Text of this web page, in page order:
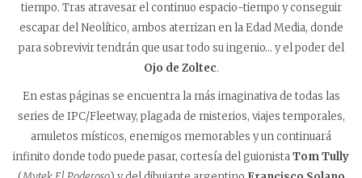
tiempo. Tras atravesar el continuo espacio-tiempo y conseguir
escapar del Neolítico, ambos aterrizan en la Edad Media, donde
para sobrevivir tendrán que usar todo su ingenio… y el poder del
Ojo de Zoltec.
En estas páginas se encuentra la más imaginativa de todas las
series de IPC/Fleetway, plagada de misterios, viajes temporales,
amuletos místicos, enemigos memorables y un continuará
infinito donde todo puede pasar, cortesía del guionistaTom Tully